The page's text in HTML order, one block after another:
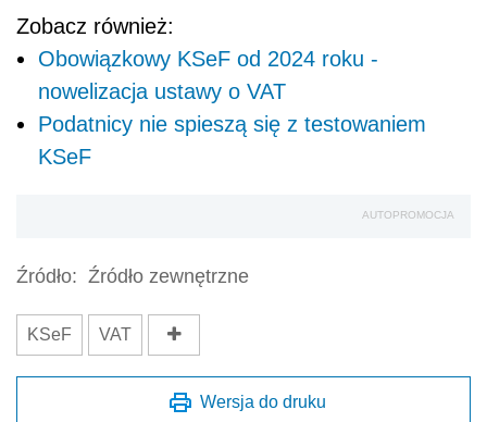
Zobacz również:
Obowiązkowy KSeF od 2024 roku -
nowelizacja ustawy o VAT
Podatnicy nie spieszą się z testowaniem
KSeF
AUTOPROMOCJA
Źródło: Źródło zewnętrzne
KSeF VAT
Wersja do druku